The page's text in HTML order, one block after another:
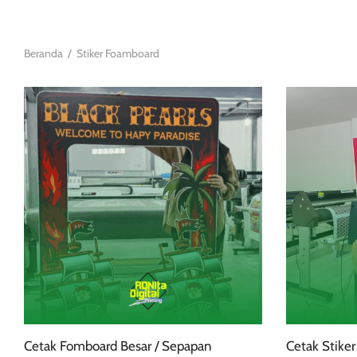
Beranda / Stiker Foamboard
Produk
ini
memiliki
beberapa
varian.
Pilihan
ini
Cetak Fomboard Besar / Sepapan Cetak